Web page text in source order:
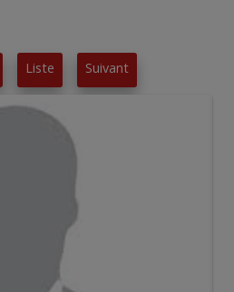
Liste Suivant